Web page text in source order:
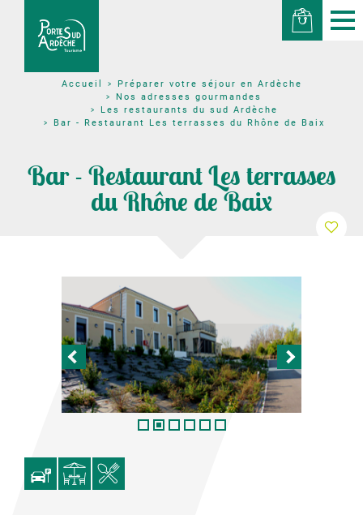
Accueil
Préparer votre séjour en Ardèche
Nos adresses gourmandes
Les restaurants du sud Ardèche
Bar - Restaurant Les terrasses du Rhône de Baix
Bar - Restaurant Les terrasses
du Rhône de Baix